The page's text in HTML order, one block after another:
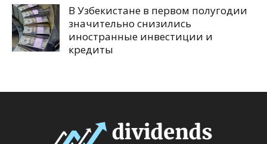
В Узбекистане в первом полугодии
значительно снизились
иностранные инвестиции и
кредиты